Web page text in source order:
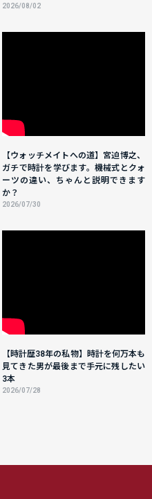
2026/08/02
【ウォッチメイトへの道】宮迫博之、
ガチで時計を学びます。機械式とクォ
ーツの違い、ちゃんと説明できます
か？
2026/07/30
【時計歴38年の私物】時計を何万本も
見てきた男が最後まで手元に残したい
3本
2026/07/28